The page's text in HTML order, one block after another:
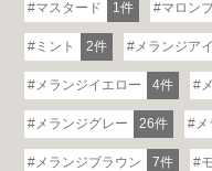
マスタード 1件 マロン
ミント 2件 メランジア
メランジイエロー 4件
メランジグレー 26件
メランジブラウン 7件